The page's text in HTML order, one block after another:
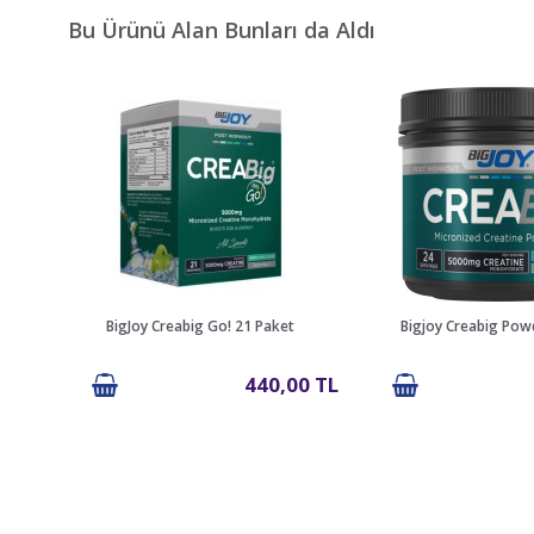
Bu Ürünü Alan Bunları da Aldı
BigJoy Creabig Go! 21 Paket
440,00 TL
Bigjoy Creabig